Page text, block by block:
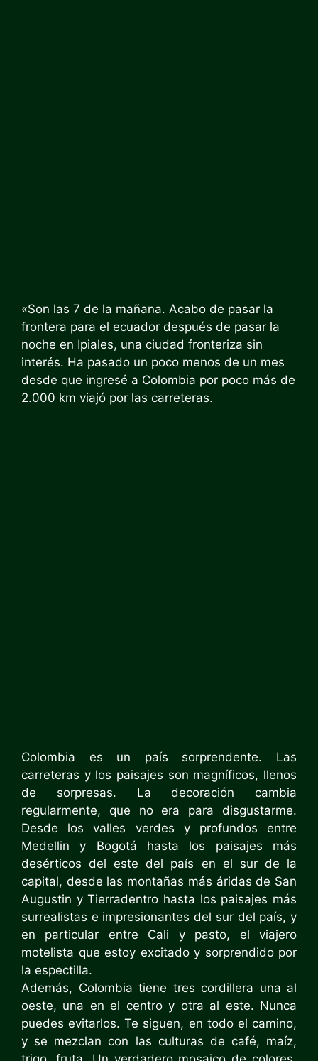
«Son las 7 de la mañana. Acabo de pasar la
frontera para el ecuador después de pasar la
noche en Ipiales, una ciudad fronteriza sin
interés. Ha pasado un poco menos de un mes
desde que ingresé a Colombia por poco más de
2.000 km viajó por las carreteras.
Colombia es un país sorprendente. Las
carreteras y los paisajes son magníficos, llenos
de sorpresas. La decoración cambia
regularmente, que no era para disgustarme.
Desde los valles verdes y profundos entre
Medellin y Bogotá hasta los paisajes más
desérticos del este del país en el sur de la
capital, desde las montañas más áridas de San
Augustin y Tierradentro hasta los paisajes más
surrealistas e impresionantes del sur del país, y
en particular entre Cali y pasto, el viajero
motelista que estoy excitado y sorprendido por
la espectilla.
Además, Colombia tiene tres cordillera una al
oeste, una en el centro y otra al este. Nunca
puedes evitarlos. Te siguen, en todo el camino,
y se mezclan con las culturas de café, maíz,